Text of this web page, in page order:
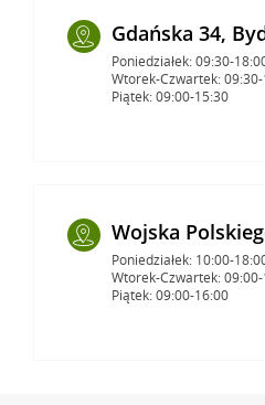
Gdańska 34,
Poniedziałek: 09:30-
Wtorek-Czwartek:
Piątek: 09:00-15:30
Wojska
Poniedziałek: 10:00-
Wtorek-Czwartek:
Piątek: 09:00-16:00